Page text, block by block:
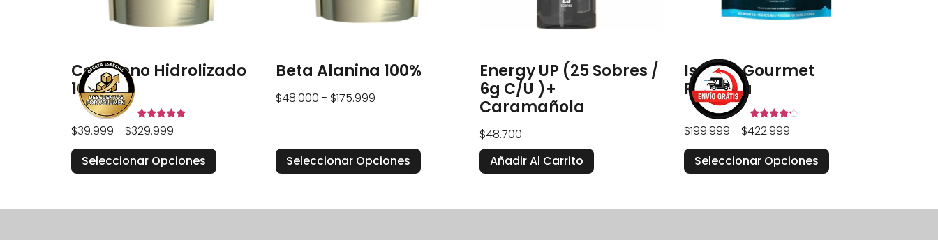
Colágeno Hidrolizado
100%
Valorado en
5.00
$39.999 - $329.999
Seleccionar Opciones
Beta Alanina 100%
$48.000 - $175.999
Seleccionar Opciones
Energy UP (25 Sobres /
6g C/u )+
Caramañola
$48.700
Añadir Al Carrito
Isolate Gourmet
Proteina
Valorado
en
$199.999 - $422.999
Seleccionar Opciones